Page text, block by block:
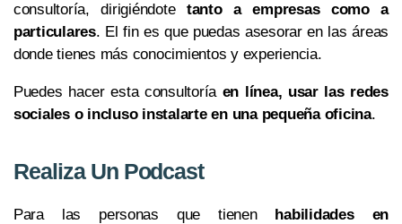
consultoría, dirigiéndotetanto a empresas como a
particulares. El fin es que puedas asesorar en las áreas
donde tienes más conocimientos y experiencia.
Puedes hacer esta consultoría en línea, usar las redes
sociales o incluso instalarte en una pequeña oficina.
Realiza Un Podcast
Para las personas que tienen habilidades en